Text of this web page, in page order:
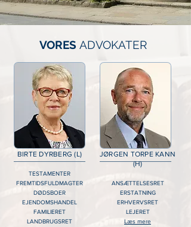
VORES ADVOKATER
BIRTE DYRBERG (L)
TESTAMENTER
FREMTIDSFULDMAGTER
DØDSBOER
EJENDOMSHANDEL
FAMILIERET
LANDBRUGSRET
JØRGEN TORPE KANN
(H)
ANSÆTTELSESRET
ERSTATNING
ERHVERVSRET
LEJERET
Læs mere